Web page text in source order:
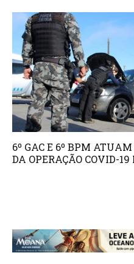
6º GAC E 6º BPM
DA OPERAÇÃO COVID-19